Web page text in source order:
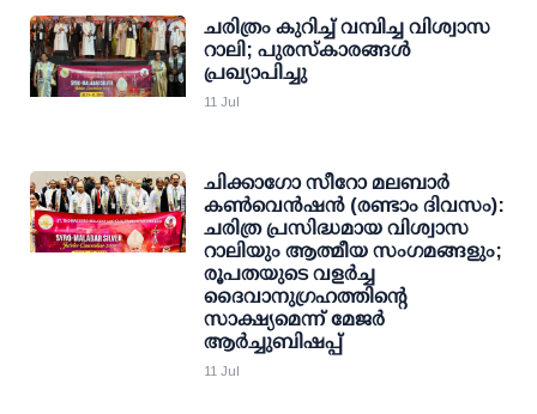
ചരിത്രം കുറിച്ച് വമ്പിച്ച വിശ്വാസ
റാലി; പുരസ്‌കാരങ്ങള്‍
പ്രഖ്യാപിച്ചു
11 Jul
ചിക്കാഗോ സീറോ മലബാര്‍
കണ്‍വെന്‍ഷന്‍ (രണ്ടാം ദിവസം):
ചരിത്ര പ്രസിദ്ധമായ വിശ്വാസ
റാലിയും ആത്മീയ സംഗമങ്ങളും;
രൂപതയുടെ വളര്‍ച്ച
ദൈവാനുഗ്രഹത്തിന്റെ
സാക്ഷ്യമെന്ന് മേജര്‍
ആര്‍ച്ചുബിഷപ്പ്
11 Jul